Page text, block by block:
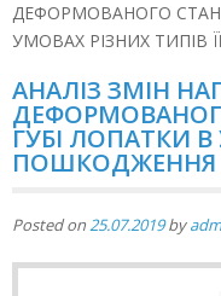
ДЕФОРМОВАНОГО
УМОВАХ РІЗНИХ ТИПІВ
АНАЛІЗ ЗМІН
ГУБІ ЛОПАТКИ В
ПОШКОДЖЕННЯ
Posted on25.07.2019by